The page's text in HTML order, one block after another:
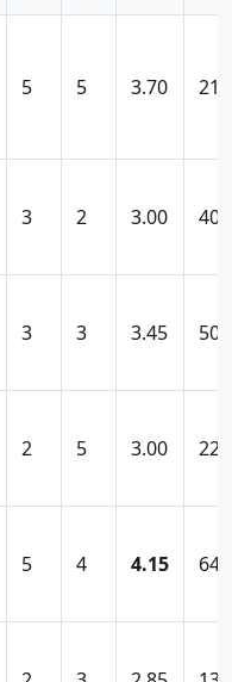
5 5 3.70
3 2 3.00 40
3 3 3.45 50
2 5 3.00 224
5 4 4.15 64